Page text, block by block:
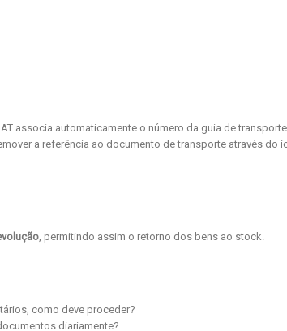
associa automaticamente o número da guia de transporte
a referência ao documento de transporte através do
, permitindo assim o retorno dos bens ao stock.
como deve proceder?
diariamente?